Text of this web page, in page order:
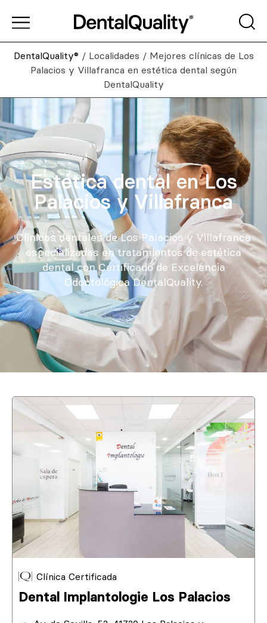
DentalQuality® / Localidades / Mejores clínicas de Los
Palacios y Villafranca en estética dental según
DentalQuality
Estética dental en Los
Palacios y Villafranca
Clínicas dentales de Los Palacios y Villafranca
especializadas en tratamientos de estética
dental con Certificado de Excelencia
Odontológica DentalQuality.
Clínica Certificada
Dental Implantologie Los Palacios